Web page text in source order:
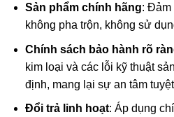
Sản phẩm chính hãng: Đảm
không pha trộn, không sử
Chính sách bảo hành rõ
kim loại và các lỗi kỹ thuật
định, mang lại sự an tâm
Đổi trả linh hoạt: Áp dụng